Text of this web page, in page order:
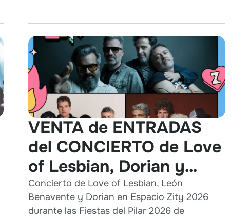
VENTA de ENTRADAS
del CONCIERTO de Love
of Lesbian, Dorian y
León Benavente en
Zaragoza 2026
Concierto de Love of Lesbian, León
Benavente y Dorian en Espacio Zity 2026
durante las Fiestas del Pilar 2026 de